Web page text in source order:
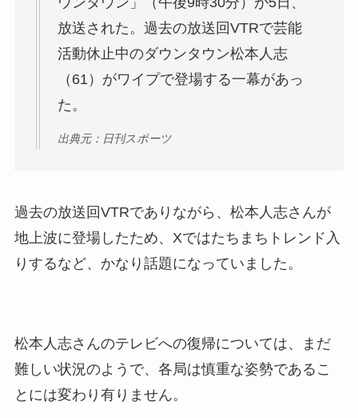
放送された。過去の放送回VTRで芸能
活動休止中のダウンタウン松本人志
（61）がワイプで登場する一幕があっ
た。
出典元：日刊スポーツ
過去の放送回VTRでありながら、松本人志さんが
地上波に登場したため、Xではたちまちトレンド入
りするなど、かなり話題になっていました。
松本人志さんのテレビへの復帰については、まだ
難しい状況のようで、各局は慎重な姿勢であるこ
とには変わり有りません。